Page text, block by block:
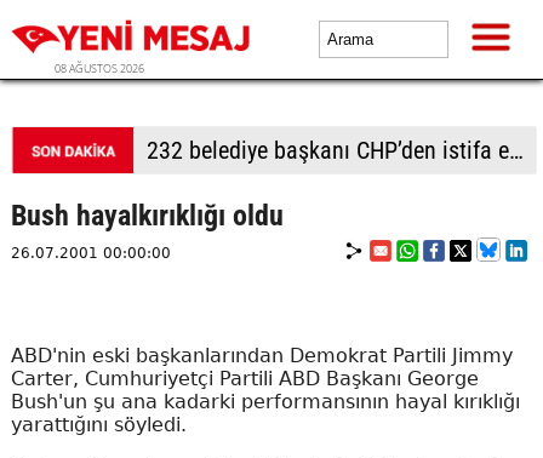
08 AĞUSTOS 2026
Adalet Komisyonu önünde gerginlik
Bush hayalkırıklığı oldu
26.07.2001 00:00:00
ABD'nin eski başkanlarından Demokrat Partili Jimmy
Carter, Cumhuriyetçi Partili ABD Başkanı George
Bush'un şu ana kadarki performansının hayal kırıklığı
yarattığını söyledi.